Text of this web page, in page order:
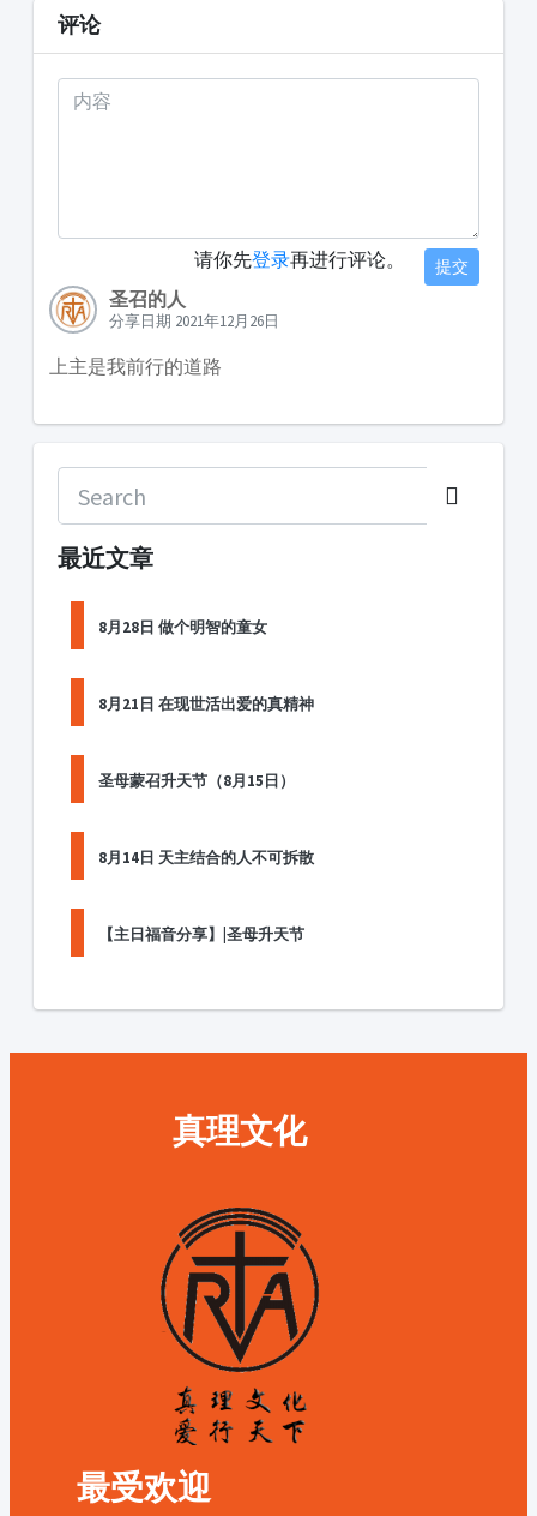
评论
请你先登录再进行评论。 提交
圣召的人
分享日期 2021年12月26日
上主是我前行的道路
最近文章
8月28日 做个明智的童女
8月21日 在现世活出爱的真精神
圣母蒙召升天节（8月15日）
8月14日 天主结合的人不可拆散
【主日福音分享】|圣母升天节
真理文化
最受欢迎